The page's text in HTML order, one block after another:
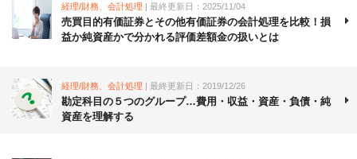
経理/財務、会計処理 | 最終更新日：2025/11/04
売買目的有価証券とその他有価証券の会計処理を比較！損
益か純資産かで分かれる評価差額金の扱いとは
経理/財務、会計処理 | 最終更新日：2019/12/26
勘定科目の５つのグループ…費用・収益・資産・負債・純
資産を理解する